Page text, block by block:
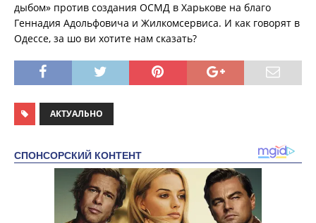
дыбом» против создания ОСМД в Харькове на благо
Геннадия Адольфовича и Жилкомсервиса. И как говорят в
Одессе, за шо ви хотите нам сказать?
АКТУАЛЬНО